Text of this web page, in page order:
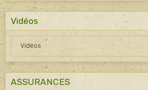
Vidéos
Vidéos
ASSURANCES